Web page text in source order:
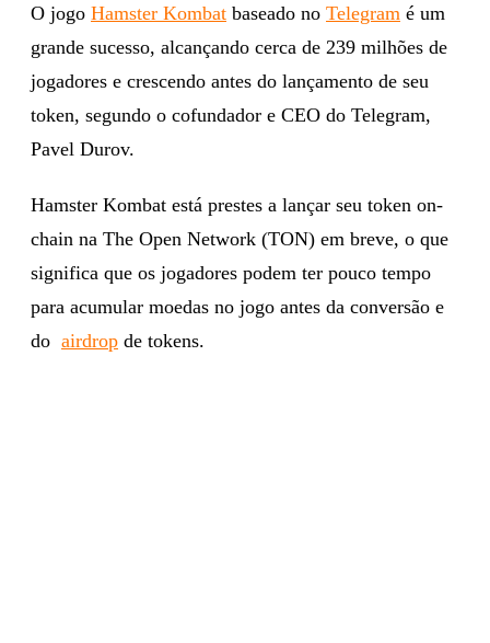
O jogo Hamster Kombat baseado no Telegram é um
grande sucesso, alcançando cerca de 239 milhões de
jogadores e crescendo antes do lançamento de seu
token, segundo o cofundador e CEO do Telegram,
Pavel Durov.
Hamster Kombat está prestes a lançar seu token on-
chain na The Open Network (TON) em breve, o que
significa que os jogadores podem ter pouco tempo
para acumular moedas no jogo antes da conversão e
do airdrop de tokens.